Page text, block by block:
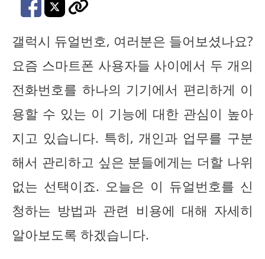
갤럭시 듀얼번호, 여러분은 들어보셨나요?
요즘 스마트폰 사용자들 사이에서 두 개의
전화번호를 하나의 기기에서 편리하게 이
용할 수 있는 이 기능에 대한 관심이 높아
지고 있습니다. 특히, 개인과 업무를 구분
해서 관리하고 싶은 분들에게는 더할 나위
없는 선택이죠. 오늘은 이 듀얼번호를 신
청하는 방법과 관련 비용에 대해 자세히
알아보도록 하겠습니다.